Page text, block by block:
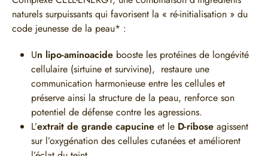
naturels surpuissants qui favorisent la « ré-initialisation » du
code jeunesse de la peau* :
Un lipo-aminoacide booste les protéines de longévité
cellulaire (sirtuine et survivine), restaure une
communication harmonieuse entre les cellules et
préserve ainsi la structure de la peau, renforce son
potentiel de défense contre les agressions.
L’extrait de grande capucine et le D-ribose agissent
sur l’oxygénation des cellules cutanées et améliorent